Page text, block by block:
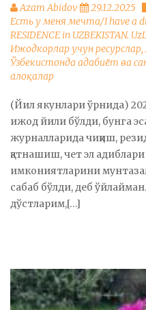
Azam Abidov 29.12.2025
Есть у меня мечта/I have a
RESIDENCE in UZBEKISTAN.
Ижодкорлар учун ресурслар,
Ўзбекистонда адабиёт ва
алоқалар
(Йил якунлари ўрнида)
ижод йили бўлди, бунга
журналларида чиқиш,
қатнашиш, чет эл
имкониятларини
сабаб бўлди, деб
дўстларим,[…]